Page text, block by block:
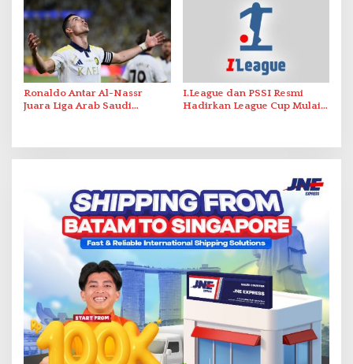
Ronaldo Antar Al-Nassr
Juara Liga Arab Saudi
I.League dan PSSI Resmi
Hadirkan League Cup Mulai